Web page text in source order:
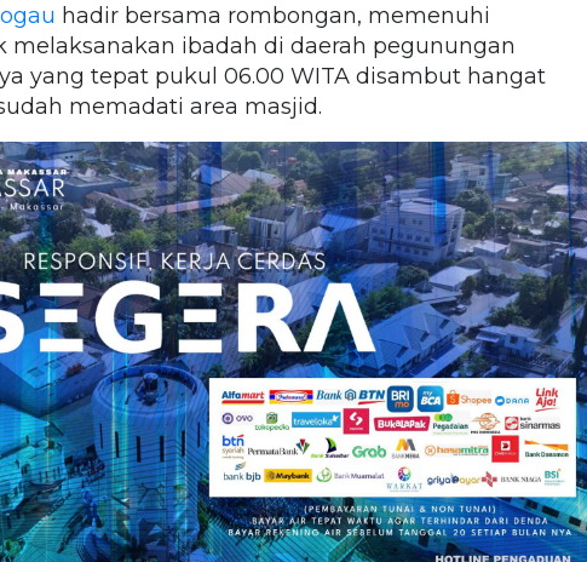
hadir bersama rombongan, memenuhi
melaksanakan ibadah di daerah pegunungan
yang tepat pukul 06.00 WITA disambut hangat
memadati area masjid.